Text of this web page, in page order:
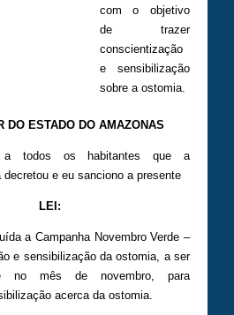
com o objetivo
de trazer
conscientização
e sensibilização
sobre a ostomia.
DO ESTADO DO AMAZONAS
todos os habitantes que a
e eu sanciono a presente
LEI:
a Campanha Novembro Verde –
e sensibilização da ostomia, a ser
no mês de novembro, para
acerca da ostomia.